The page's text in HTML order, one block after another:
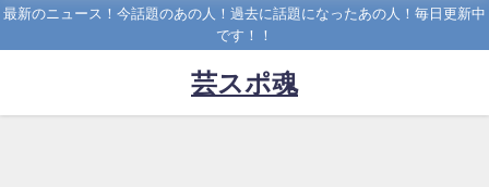
最新のニュース！今話題のあの人！過去に話題になったあの人！毎日更新中
です！！
芸スポ魂